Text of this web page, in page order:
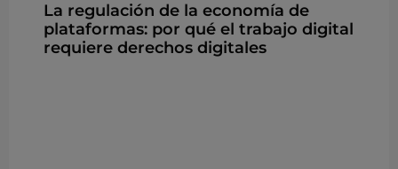
La regulación de la economía de
plataformas: por qué el trabajo digital
requiere derechos digitales